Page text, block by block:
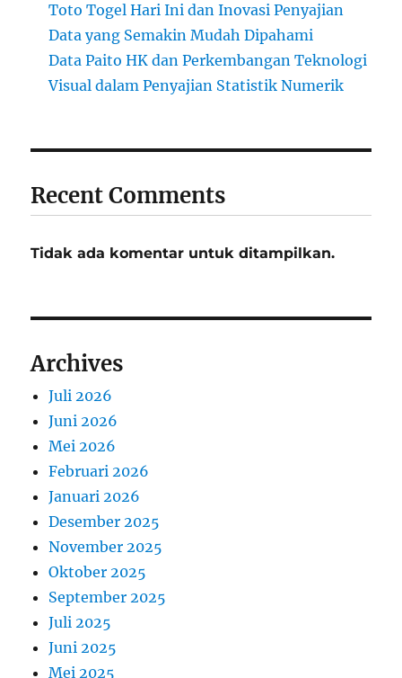
Toto Togel Hari Ini dan Inovasi Penyajian
Data yang Semakin Mudah Dipahami
Data Paito HK dan Perkembangan Teknologi
Visual dalam Penyajian Statistik Numerik
Recent Comments
Tidak ada komentar untuk ditampilkan.
Archives
Juli 2026
Juni 2026
Mei 2026
Februari 2026
Januari 2026
Desember 2025
November 2025
Oktober 2025
September 2025
Juli 2025
Juni 2025
Mei 2025